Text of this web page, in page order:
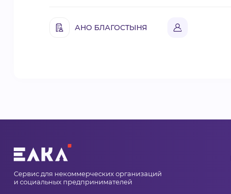
АНО БЛАГОСТЫНЯ
Сервис для некоммерческих организаций
и социальных предпринимателей